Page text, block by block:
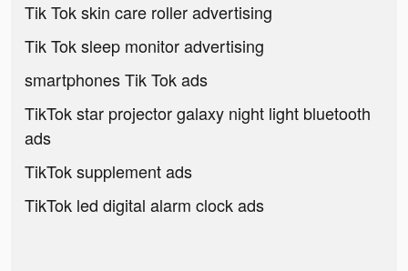
Tik Tok skin care roller advertising
Tik Tok sleep monitor advertising
smartphones Tik Tok ads
TikTok star projector galaxy night light bluetooth
ads
TikTok supplement ads
TikTok led digital alarm clock ads